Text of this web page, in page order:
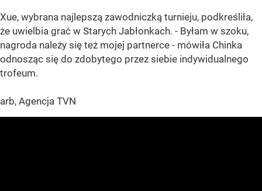
Xue, wybrana najlepszą zawodniczką turnieju, podkreśliła,
że uwielbia grać w Starych Jabłonkach. - Byłam w szoku,
nagroda należy się też mojej partnerce - mówiła Chinka
odnosząc się do zdobytego przez siebie indywidualnego
trofeum.
arb, Agencja TVN